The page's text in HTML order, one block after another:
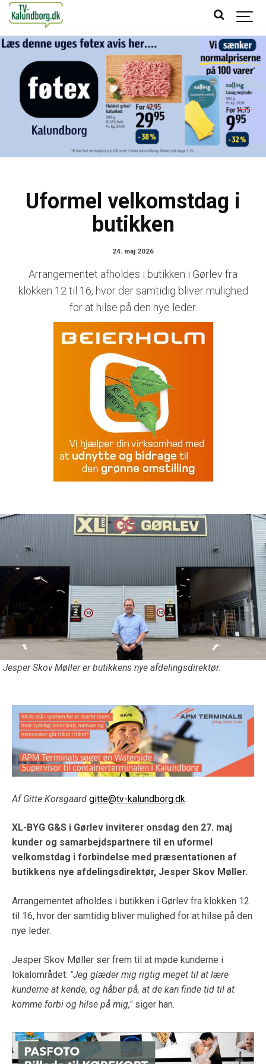
Uformel velkomstdag i
butikken
24. maj 2026
Arrangementet afholdes i butikken i Gørlev fra
klokken 12 til 16, hvor der samtidig bliver mulighed
for at hilse på den nye leder.
Jesper Skov Møller er butikkens nye afdelingsdirektør.
Af Gitte Korsgaard gitte@tv-kalundborg.dk
XL-BYG G&S i Gørlev inviterer onsdag den 27. maj
kunder og samarbejdspartnere til en uformel
velkomstdag i forbindelse med præsentationen af
butikkens nye afdelingsdirektør, Jesper Skov Møller.
Arrangementet afholdes i butikken i Gørlev fra klokken 12
til 16, hvor der samtidig bliver mulighed for at hilse på den
nye leder.
Jesper Skov Møller ser frem til at møde kunderne i
lokalområdet: "Jeg glæder mig rigtig meget til at lære
kunderne at kende, og håber på, at de kan finde tid til at
komme forbi og hilse på mig,"siger han.